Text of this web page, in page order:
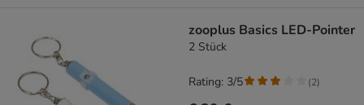
zooplus Basics LED-Pointer
2 Stück
Rating: 3/5 (2)